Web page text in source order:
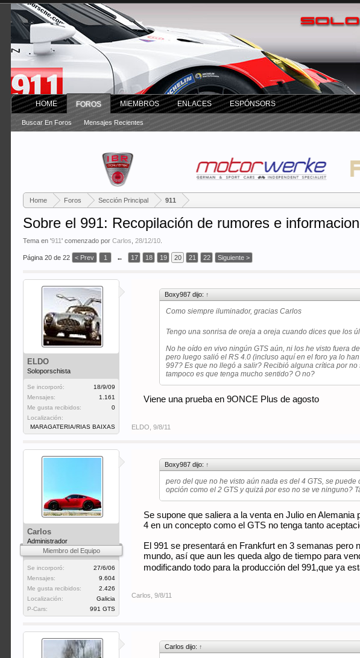
Home Foros Sección Principal 911
Sobre el 991: Recopilación de rumores e
Tema en '911' comenzado porCarlos ,28/12/10
Página 20 de 22 < Prev 1 ← 17 18 19 20 21 22 Siguiente >
ELDO
Soloporschista
Se incorporó:
18/9/09
Mensajes:
1.161
Me gusta recibidos:
0
Localización:
MARAGATERIA/RIAS BAIXAS
Boxy987 dijo: ↑
Como siempre iluminador, gracias Carlos
Tengo una sonrisa de oreja a oreja cuando dices que los
No he oído en vivo ningún GTS aún, ni los he visto fuera
pero luego salió el RS 4.0 (incluso aquí en el foro ya lo
997? Es que no llegó a salir? Recibió alguna crítica por
tampoco es que tenga mucho sentido? O no?
Viene una prueba en 9ONCE Plus de agosto
ELDO 9/8/11
Carlos
Administrador
Miembro del Equipo
Se incorporó:
27/6/06
Mensajes:
9.604
Me gusta recibidos:
2.426
Localización:
Galicia
P-Cars:
991 GTS
Boxy987 dijo: ↑
pero del que no he visto aún nada es del 4 GTS, se
opción como el 2 GTS y quizá por eso no se ve ninguno?
Se supone que saliera a la venta en Julio en
4 en un concepto como el GTS no tenga tanto
El 991 se presentará en Frankfurt en 3 semanas pero
mundo, así que aun les queda algo de tiempo para
modificando todo para la producción del 991,que ya
Carlos 9/8/11
Carlos dijo: ↑
HOME FOROS
Buscar En Foros Mensajes Recientes
MIEMBROS ENLACES ESPÓNSORS